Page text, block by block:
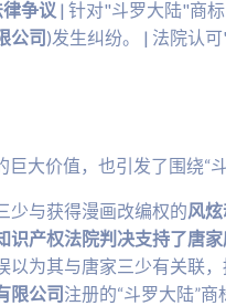
争议 | 针对"斗罗大陆"商
公司)发生纠纷。 | 法院认
巨大价值，也引发了围绕“
少与获得漫画改编权的风
识产权法院判决支持了唐
以为其与唐家三少有关联
限公司注册的“斗罗大陆”商